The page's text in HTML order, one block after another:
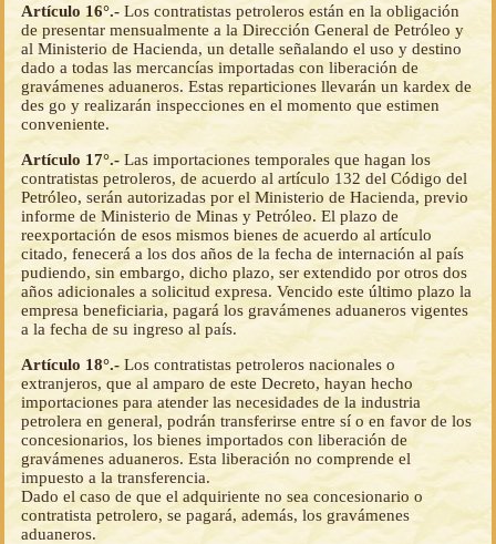
Artículo 16°.- Los contratistas petroleros están en la obligación
de presentar mensualmente a la Dirección General de Petróleo y
al Ministerio de Hacienda, un detalle señalando el uso y destino
dado a todas las mercancías importadas con liberación de
gravámenes aduaneros. Estas reparticiones llevarán un kardex de
des go y realizarán inspecciones en el momento que estimen
conveniente.
Artículo 17°.- Las importaciones temporales que hagan los
contratistas petroleros, de acuerdo al artículo 132 del Código del
Petróleo, serán autorizadas por el Ministerio de Hacienda, previo
informe de Ministerio de Minas y Petróleo. El plazo de
reexportación de esos mismos bienes de acuerdo al artículo
citado, fenecerá a los dos años de la fecha de internación al país
pudiendo, sin embargo, dicho plazo, ser extendido por otros dos
años adicionales a solicitud expresa. Vencido este último plazo la
empresa beneficiaria, pagará los gravámenes aduaneros vigentes
a la fecha de su ingreso al país.
Artículo 18°.- Los contratistas petroleros nacionales o
extranjeros, que al amparo de este Decreto, hayan hecho
importaciones para atender las necesidades de la industria
petrolera en general, podrán transferirse entre sí o en favor de los
concesionarios, los bienes importados con liberación de
gravámenes aduaneros. Esta liberación no comprende el
impuesto a la transferencia.
Dado el caso de que el adquiriente no sea concesionario o
contratista petrolero, se pagará, además, los gravámenes
aduaneros.